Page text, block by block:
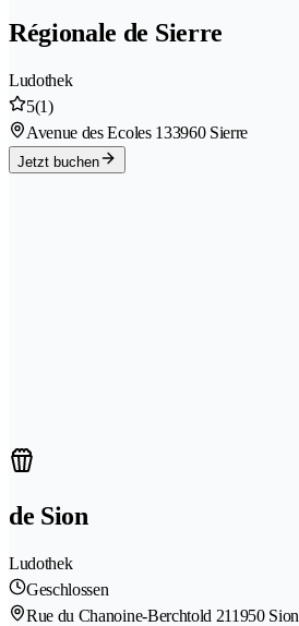
Régionale de Sierre
Ludothek
5(1)
Avenue des Ecoles 133960 Sierre
Jetzt buchen
de Sion
Ludothek
Geschlossen
Rue du Chanoine-Berchtold 211950 Sion